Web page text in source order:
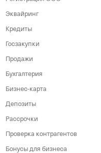
Эквайринг
Кредиты
Госзакупки
Продажи
Бухгалтерия
Бизнес-карта
Депозиты
Рассрочки
Проверка контрагентов
Бонусы для бизнеса